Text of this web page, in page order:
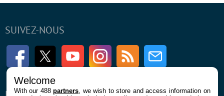
SUIVEZ-NOUS
FacebookTwitter Youtube InstagramRSS Newsletter
Welcome
With our 488partners , we wish to store and access information on